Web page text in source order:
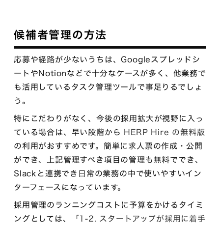
候補者管理の方法
応募や経路が少ないうちは、Googleスプレッドシ
ートやNotionなどで十分なケースが多く、他業務で
も活用しているタスク管理ツールで事足りるでしょ
う。
特にこだわりがなく、今後の採用拡大が視野に入っ
ている場合は、早い段階から HERP Hire の無料版
の利用がおすすめです。簡単に求人票の作成・公開
ができ、上記管理すべき項目の管理も無料ででき、
Slackと連携でき日常の業務の中で使いやすいイン
ターフェースになっています。
採用管理のランニングコストに予算をかけるタイミ
ングとしては、
「1-2. スタートアップが採用に着手